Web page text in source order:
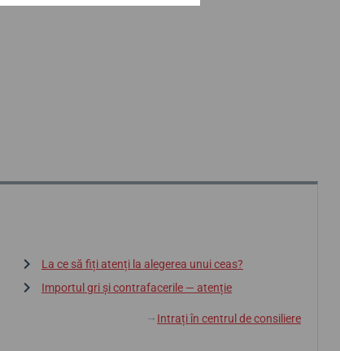
La ce să fiți atenți la alegerea unui ceas?
Importul gri și contrafacerile — atenție
↓ Intrați în centrul de consiliere